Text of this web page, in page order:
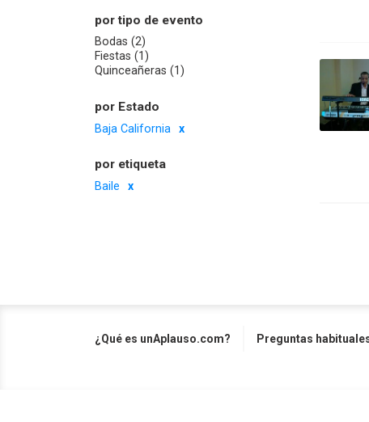
por tipo de evento
Bodas (2)
Fiestas (1)
Quinceañeras (1)
por Estado
Baja California
por etiqueta
Baile
¿Qué es unAplauso.com? Preguntas